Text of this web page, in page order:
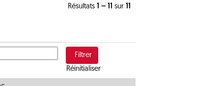
Résultats 1 – 11 sur 11
Réinitialiser